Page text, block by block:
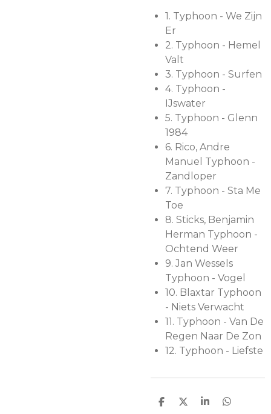
1. Typhoon - We Zijn
Er
2. Typhoon - Hemel
Valt
3. Typhoon - Surfen
4. Typhoon -
IJswater
5. Typhoon - Glenn
1984
6. Rico, Andre
Manuel Typhoon -
Zandloper
7. Typhoon - Sta Me
Toe
8. Sticks, Benjamin
Herman Typhoon -
Ochtend Weer
9. Jan Wessels
Typhoon - Vogel
10. Blaxtar Typhoon
- Niets Verwacht
11. Typhoon - Van De
Regen Naar De Zon
12. Typhoon - Liefste
D
D
S
D